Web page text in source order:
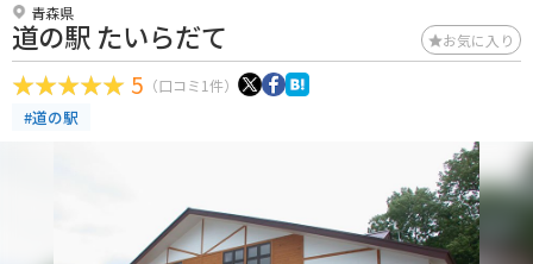
青森県
道の駅 たいらだて お気に入り
5 （口コミ1件）
#道の駅